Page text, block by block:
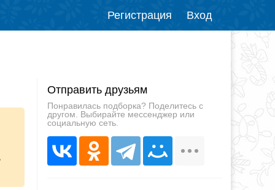
Регистрация Вход
Отправить друзьям
Понравилась подборка? Поделитесь с
другом. Выбирайте мессенджер или
социальную сеть.